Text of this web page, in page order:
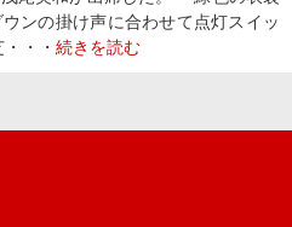
ンの掛け声に合わせて点灯スイッ
・・ 続きを読む